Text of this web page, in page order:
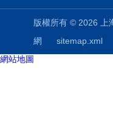
版權所有 © 2026
網
sitemap.xml
網站地圖